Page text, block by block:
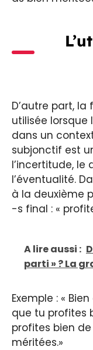
D’autre part, la
utilisée lorsque
dans un
subjonctif est
l’incertitude, le
l’éventualité.
à la deuxième
-s final : «
A lire aussi :
parti » ? La
Exemple : «
que tu profites
profites bien
méritées.»